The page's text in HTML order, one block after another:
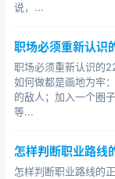
说，...
职场必须重新认识
职场必须重新认识的
如何做都是画地为牢
的敌人；加入一个圈
等...
怎样判断职业路线
怎样判断职业路线的